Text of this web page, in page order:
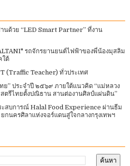
ด้วย “LED Smart Partner” ที่งาน
รถจักรยานยนต์ไฟฟ้าของพี่น้องมุสลิม
ใต้
(Traffic Teacher) ทั่วประเทศ​
ย” ประจําปี ๒๕๖๙ ภายใต้แนวคิด “แม่หลวง
ตรีไทยตั้งปณิธาน สานต่องานศิลป์แผ่นดิน”
ะสบการณ์ Halal Food Experience ผ่านธีม
กนครศิลาแห่งจอร์แดนสู่ใจกลางกรุงเทพฯ